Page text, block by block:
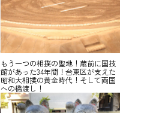
もう一つの相撲の聖地！蔵前に国技
館があった34年間！台東区が支えた
昭和大相撲の黄金時代！そして両国
への橋渡し！